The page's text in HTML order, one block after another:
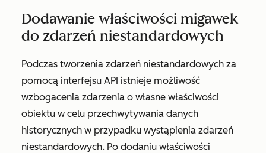
Dodawanie właściwości migawek
do zdarzeń niestandardowych
Podczas tworzenia zdarzeń niestandardowych za
pomocą interfejsu API istnieje możliwość
wzbogacenia zdarzenia o własne właściwości
obiektu w celu przechwytywania danych
historycznych w przypadku wystąpienia zdarzeń
niestandardowych. Po dodaniu właściwości